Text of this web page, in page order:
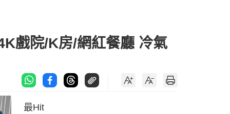
戲院/K房/網紅餐廳 冷氣
最Hit